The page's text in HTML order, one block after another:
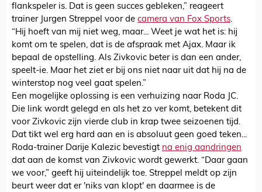
flankspeler is. Dat is geen succes gebleken,” reageert
trainer Jurgen Streppel voor de camera van Fox Sports.
“Hij hoeft van mij niet weg, maar... Weet je wat het is: hij
komt om te spelen, dat is de afspraak met Ajax. Maar ik
bepaal de opstelling. Als Zivkovic beter is dan een ander,
speelt-ie. Maar het ziet er bij ons niet naar uit dat hij na de
winterstop nog veel gaat spelen.”
Een mogelijke oplossing is een verhuizing naar Roda JC.
Die link wordt gelegd en als het zo ver komt, betekent dit
voor Zivkovic zijn vierde club in krap twee seizoenen tijd.
Dat tikt wel erg hard aan en is absoluut geen goed teken...
Roda-trainer Darije Kalezic bevestigt na enig aandringen
dat aan de komst van Zivkovic wordt gewerkt. “Daar gaan
we voor,” geeft hij uiteindelijk toe. Streppel meldt op zijn
beurt weer dat er 'niks van klopt' en daarmee is de